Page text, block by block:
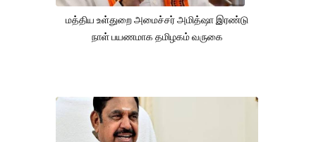
மத்திய உள்துறை அமைச்சர் அமித்ஷா இரண்டு
நாள் பயணமாக தமிழகம் வருகை